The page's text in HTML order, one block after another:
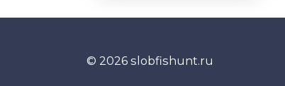
© 2026 slobfishunt.ru